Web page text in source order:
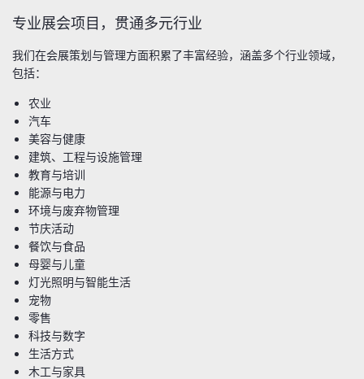
专业展会项目，贯通多元行业
我们在会展策划与管理方面积累了丰富经验，涵盖多个行业领域，
包括：
农业
汽车
美容与健康
建筑、工程与设施管理
教育与培训
能源与电力
环境与废弃物管理
节庆活动
餐饮与食品
母婴与儿童
灯光照明与智能生活
宠物
零售
科技与数字
生活方式
木工与家具